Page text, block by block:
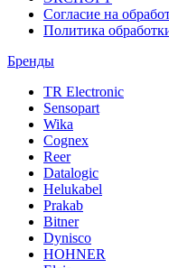
Согласие на
Политика
Бренды
TR Electronic
Sensopart
Wika
Cognex
Reer
Datalogic
Helukabel
Prakab
Bitner
Dynisco
HOHNER